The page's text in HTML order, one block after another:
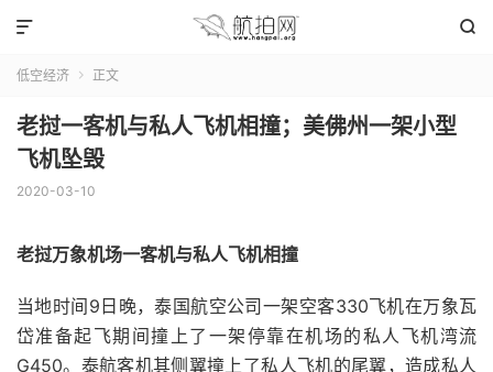


低空经济  正文
老挝一客机与私人飞机相撞；美佛州一架小型
飞机坠毁
2020-03-10
老挝万象机场一客机与私人飞机相撞
当地时间9日晚，泰国航空公司一架空客330飞机在万象瓦
岱准备起飞期间撞上了一架停靠在机场的私人飞机湾流
G450。泰航客机其侧翼撞上了私人飞机的尾翼，造成私人